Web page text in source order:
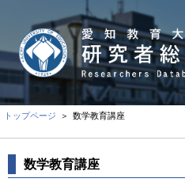
トップページ ＞ 数学教育講座
数学教育講座